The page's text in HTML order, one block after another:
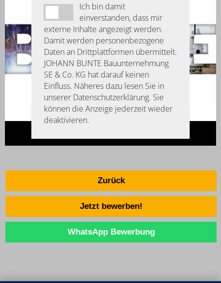
Zurück
Jetzt bewerben!
WhatsApp Bewerbung
Ich bin damit
einverstanden, dass mir
externe Inhalte angezeigt werden.
Damit werden personenbezogene
Daten an Drittplattformen übermittelt.
JOHANN BUNTE Bauunternehmung
SE & Co. KG hat darauf keinen
Einfluss. Näheres dazu lesen Sie in
unserer Datenschutzerklärung. Sie
können die Anzeige jederzeit wieder
deaktivieren.